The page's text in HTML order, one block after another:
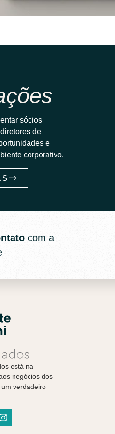
sócios,
de
e
corporativo.
com a
está na
negócios dos
verdadeiro